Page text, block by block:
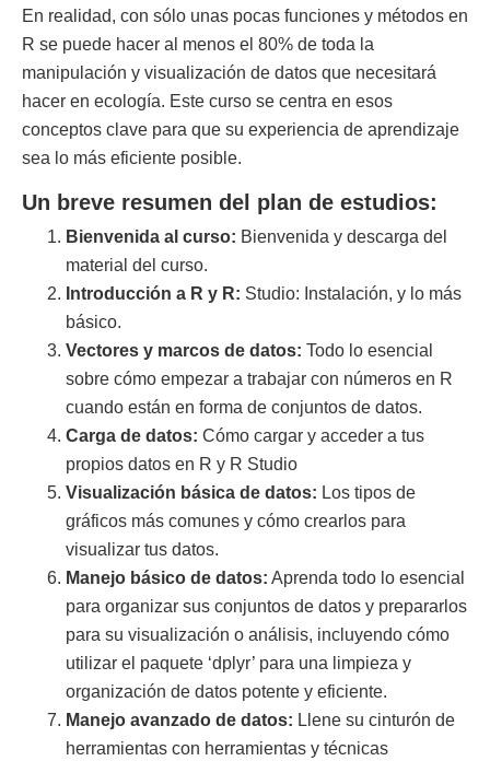
En realidad, con sólo unas pocas funciones y métodos en
R se puede hacer al menos el 80% de toda la
manipulación y visualización de datos que necesitará
hacer en ecología. Este curso se centra en esos
conceptos clave para que su experiencia de aprendizaje
sea lo más eficiente posible.
Un breve resumen del plan de estudios:
Bienvenida al curso: Bienvenida y descarga del
material del curso.
Introducción a R y R: Studio: Instalación, y lo más
básico.
Vectores y marcos de datos: Todo lo esencial
sobre cómo empezar a trabajar con números en R
cuando están en forma de conjuntos de datos.
Carga de datos: Cómo cargar y acceder a tus
propios datos en R y R Studio
Visualización básica de datos: Los tipos de
gráficos más comunes y cómo crearlos para
visualizar tus datos.
Manejo básico de datos: Aprenda todo lo esencial
para organizar sus conjuntos de datos y prepararlos
para su visualización o análisis, incluyendo cómo
utilizar el paquete ‘dplyr’ para una limpieza y
organización de datos potente y eficiente.
Manejo avanzado de datos: Llene su cinturón de
herramientas con herramientas y técnicas